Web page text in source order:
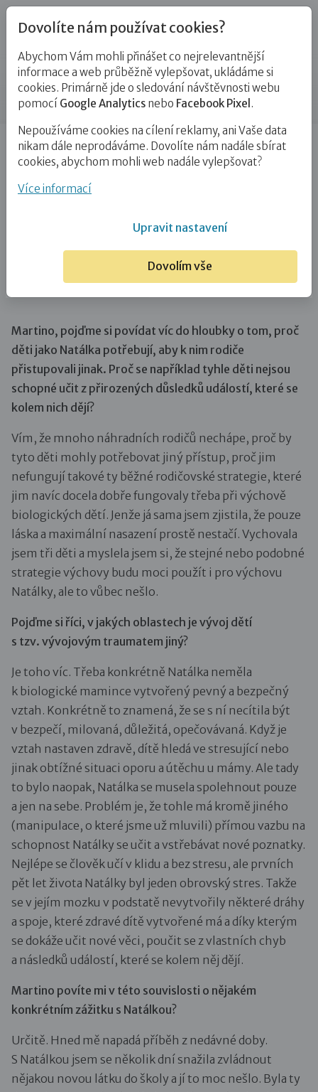
Blog
Příspěvek
Úvod Blog Adopce
Terapeutické rodičovství –
6. díl: ,,Jsem hnusná, hloupá a blbá a ty…
Terapeutické rodičovství – 6. díl:
jednou stejně vykopneš!”
Attachment
Pěstounství
Martino, pojďme si povídat víc do hloubky o tom, proč
děti jako Natálka potřebují, aby k nim rodiče
přistupovali jinak. Proč se například tyhle děti nejsou
schopné učit z přirozených důsledků událostí, které se
kolem nich dějí?
Vím, že mnoho náhradních rodičů nechápe, proč by
tyto děti mohly potřebovat jiný přístup, proč jim
nefungují takové ty běžné rodičovské strategie, které
jim navíc docela dobře fungovaly třeba při výchově
biologických dětí. Jenže já sama jsem zjistila, že pouze
láska a maximální nasazení prostě nestačí. Vychovala
jsem tři děti a myslela jsem si, že stejné nebo podobné
strategie výchovy budu moci použít i pro výchovu
Natálky, ale to vůbec nešlo.
Pojďme si říci, v jakých oblastech je vývoj dětí
s tzv. vývojovým traumatem jiný?
Je toho víc. Třeba konkrétně Natálka neměla
k biologické mamince vytvořený pevný a bezpečný
vztah. Konkrétně to znamená, že se s ní necítila být
v bezpečí, milovaná, důležitá, opečovávaná. Když je
vztah nastaven zdravě, dítě hledá ve stresující nebo
jinak obtížné situaci oporu a útěchu u mámy. Ale tady
to bylo naopak, Natálka se musela spolehnout pouze
a jen na sebe. Problém je, že tohle má kromě jiného
(manipulace, o které jsme už mluvili) přímou vazbu na
schopnost Natálky se učit a vstřebávat nové poznatky.
Nejlépe se člověk učí v klidu a bez stresu, ale prvních
pět let života Natálky byl jeden obrovský stres. Takže
se v jejím mozku v podstatě nevytvořily některé dráhy
a spoje, které zdravé dítě vytvořené má a díky kterým
se dokáže učit nové věci, poučit se z vlastních chyb
a následků událostí, které se kolem něj dějí.
Martino povíte mi v této souvislosti o nějakém
konkrétním zážitku s Natálkou?
Určitě. Hned mě napadá příběh z nedávné doby.
S Natálkou jsem se několik dní snažila zvládnout
nějakou novou látku do školy a jí to moc nešlo. Byla ty
Dovolíte nám používat cookies?
Abychom Vám mohli přinášet co nejrelevantnější
informace a web průběžně vylepšovat, ukládáme si
cookies. Primárně jde o sledování návštěvnosti webu
pomocí Google Analytics nebo Facebook Pixel .
Nepoužíváme cookies na cílení reklamy, ani Vaše data
nikam dále neprodáváme. Dovolíte nám nadále sbírat
cookies, abychom mohli web nadále vylepšovat?
Více informací
Upravit nastavení
Dovolím vše